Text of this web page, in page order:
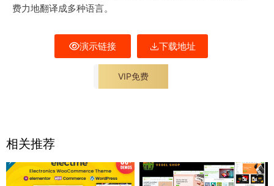
费力地翻译成多种语言。
演示链接 下载地址
VIP免费
相关推荐